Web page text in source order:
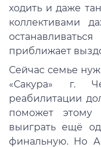
ходить и даже
коллективами
приближает
Сейчас семье
«Сакура» г.
реабилитации
поможет этому
выиграть ещё
финальную. Но